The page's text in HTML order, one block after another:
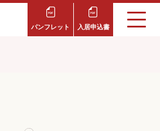
パンフレット 入居申込書